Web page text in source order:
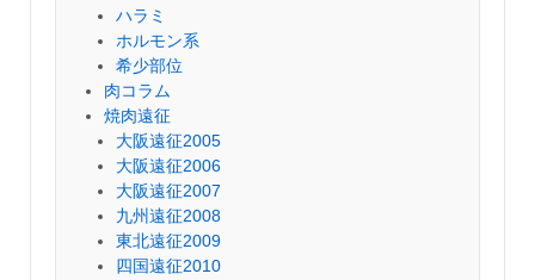
ハラミ
ホルモン系
希少部位
肉コラム
焼肉遠征
大阪遠征2005
大阪遠征2006
大阪遠征2007
九州遠征2008
東北遠征2009
四国遠征2010